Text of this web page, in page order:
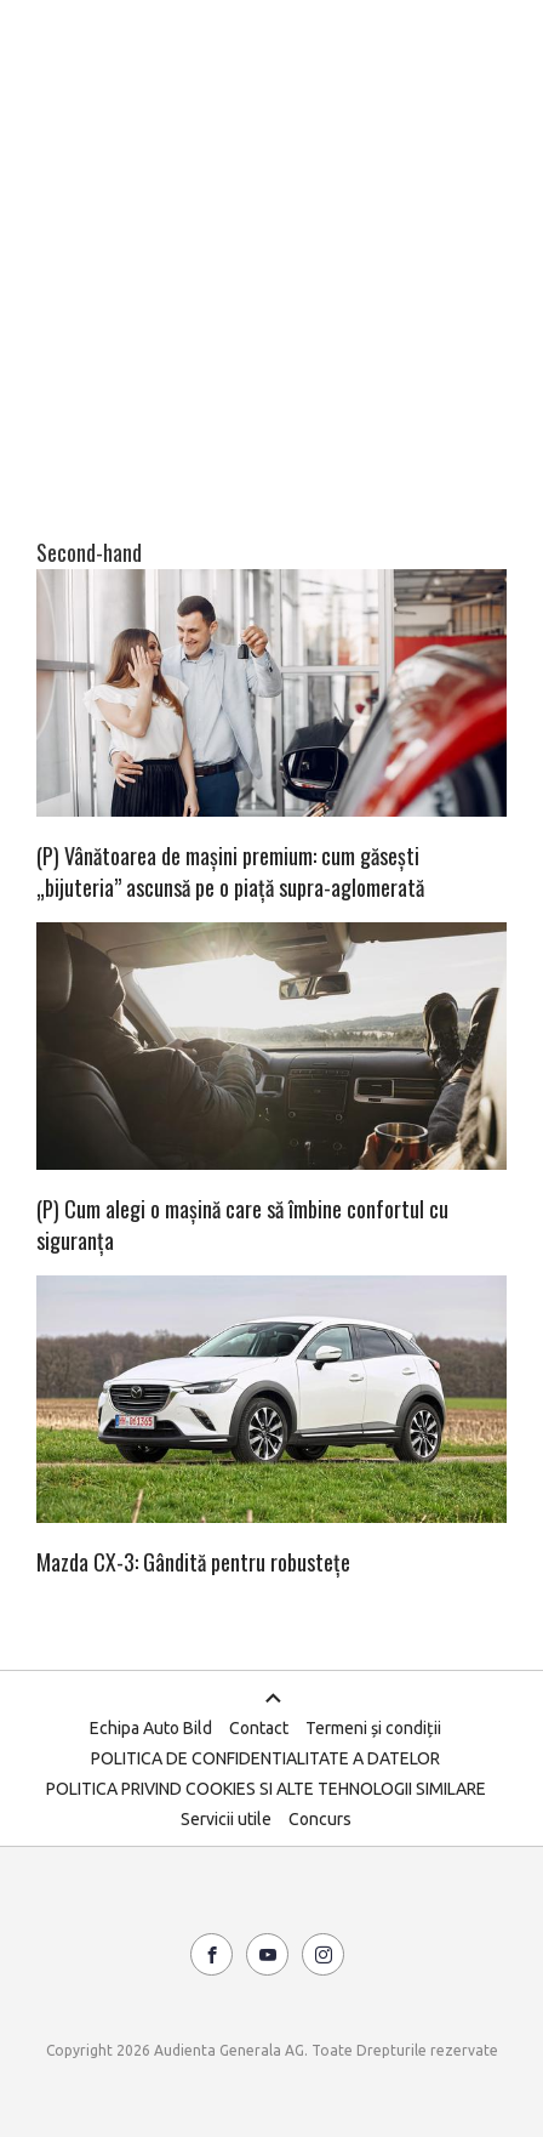
Second-hand
(P) Vânătoarea de mașini premium: cum găsești
„bijuteria” ascunsă pe o piață supra-aglomerată
(P) Cum alegi o mașină care să îmbine confortul cu
siguranța
Mazda CX-3: Gândită pentru robustețe
Echipa Auto Bild Contact
Termeni și condiții
POLITICA DE CONFIDENTIALITATE A DATELOR
POLITICA PRIVIND COOKIES SI ALTE TEHNOLOGII SIMILARE
Servicii utile
Concurs
Copyright 2026 Audienta Generala AG. Toate Drepturile rezervate